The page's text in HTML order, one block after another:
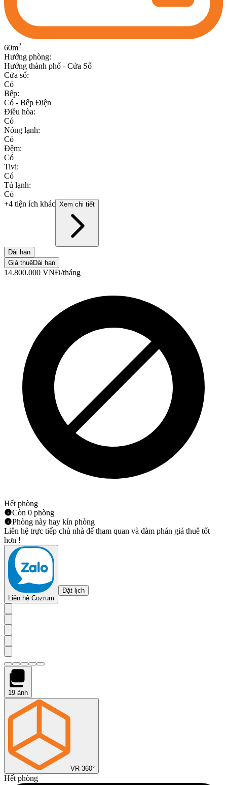
60m2
Hướng phòng:
Hướng thành phố - Cửa Sổ
Cửa sổ:
Có
Bếp:
Có - Bếp Điện
Điều hòa:
Có
Nóng lạnh:
Có
Đệm:
Có
Tivi:
Có
Tủ lạnh:
Có
+4 tiện ích khác Xem chi tiết
Dài hạn
Giá thuêDài hạn
14.800.000 VNĐ/tháng
Hết phòng
Còn 0 phòng
Phòng này hay kín phòng
Liên hệ trực tiếp chủ nhà để tham quan và đàm phán giá thuê tốt
hơn !
Liên hệ Cozrum
Đặt lịch
19 ảnh
VR 360°
Hết phòng